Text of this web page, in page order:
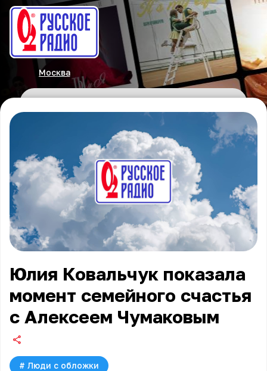
Москва
Юлия Ковальчук показала
момент семейного счастья
с Алексеем Чумаковым
# Люди с обложки